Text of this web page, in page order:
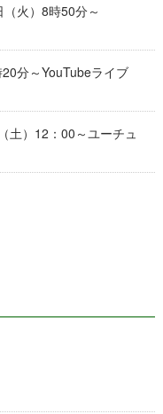
火）8時50分～
分～YouTubeライブ
土）12：00～ユーチュ